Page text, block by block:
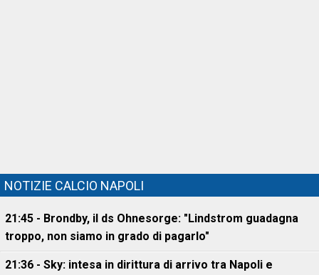
NOTIZIE CALCIO NAPOLI
21:45 - Brondby, il ds Ohnesorge: "Lindstrom guadagna
troppo, non siamo in grado di pagarlo"
21:36 - Sky: intesa in dirittura di arrivo tra Napoli e